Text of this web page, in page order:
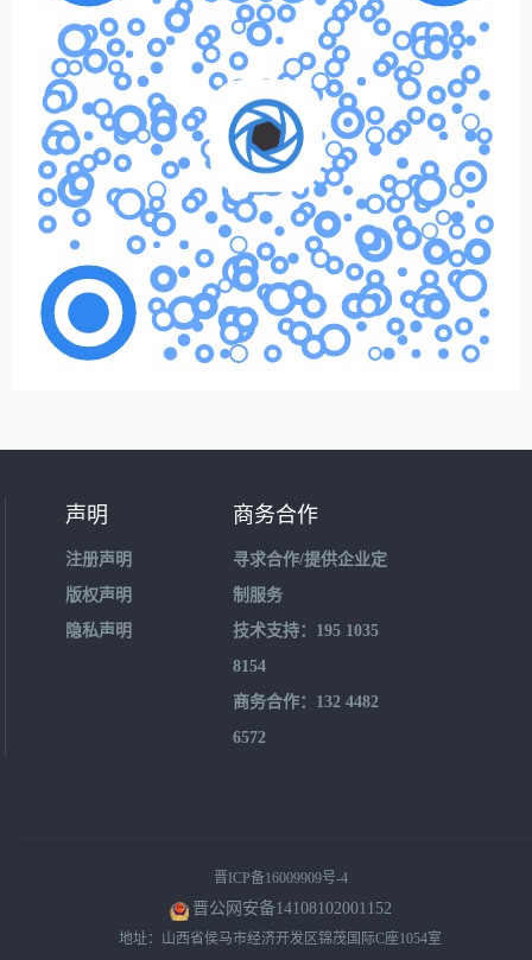
声明
注册声明
版权声明
隐私声明
商务合作
寻求合作/提供企业定
制服务
技术支持：195 1035
8154
商务合作：132 4482
6572
晋ICP备16009909号-4
晋公网安备14108102001152
地址：山西省侯马市经济开发区锦茂国际C座1054室